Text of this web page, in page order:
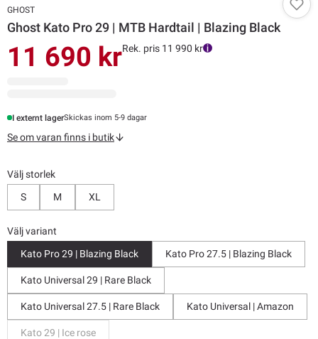
GHOST
Ghost Kato Pro 29 | MTB Hardtail | Blazing Black
11 690 krRek. pris 11 990 kr
I externt lagerSkickas inom 5-9 dagar
Se om varan finns i butik
Välj storlek
S
M XL
Välj variant
Kato Pro 29 | Blazing Black
Kato Pro 27.5 | Blazing Black
Kato Universal 29 | Rare Black
Kato Universal 27.5 | Rare Black Kato Universal | Amazon
Kato 29 | Ice rose